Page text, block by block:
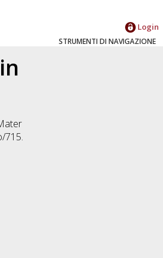
Login
STRUMENTI DI NAVIGAZIONE
715.